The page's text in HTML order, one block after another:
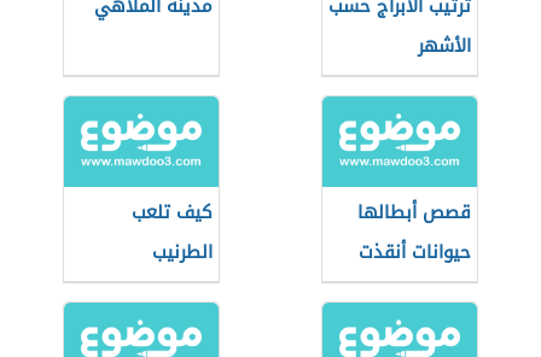
الأشهر
قصص أبطالها
حيوانات أنقذت
حياة البشر
كيف تلعب
الطرنيب